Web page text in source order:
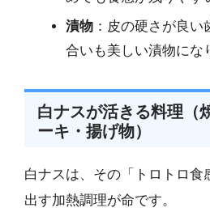
漬物 ：皮の硬さが良
合いも美しい漬物にな
白ナスが活きる料理（
ーキ・揚げ物）
白ナスは、その「トロトロ食
出す加熱調理が命です。